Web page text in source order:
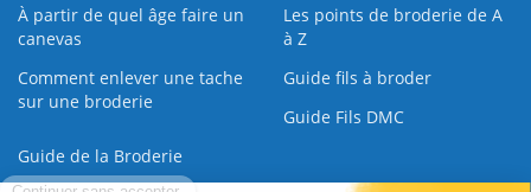
À partir de quel âge faire un
canevas
Les points de broderie de A
à Z
Comment enlever une tache
sur une broderie
Guide fils à broder
Guide Fils DMC
Guide de la Broderie